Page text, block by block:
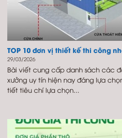
TOP 10 đơn vị thiết kế thi công
29/03/2026
Bài viết cung cấp danh sách các
xưởng uy tín hiện nay đáng lựa
tiết tiêu chí lựa chọn...